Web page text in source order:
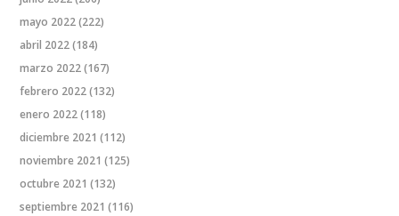
mayo 2022(222)
abril 2022(184)
marzo 2022(167)
febrero 2022(132)
enero 2022(118)
diciembre 2021 (112)
noviembre 2021 (125)
octubre 2021 (132)
septiembre 2021 (116)